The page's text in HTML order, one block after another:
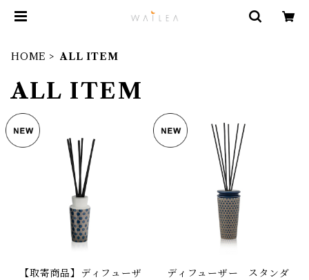
HOME ALL ITEM
ALL ITEM
【取寄商品】ディフューザ
ディフューザー スタンダ